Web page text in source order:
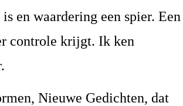
en waardering een spier. Een
controle krijgt. Ik ken
Nieuwe Gedichten, dat